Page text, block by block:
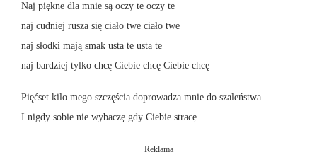
Naj piękne dla mnie są oczy te oczy te
naj cudniej rusza się ciało twe ciało twe
naj słodki mają smak usta te usta te
naj bardziej tylko chcę Ciebie chcę Ciebie chcę
Pięćset kilo mego szczęścia doprowadza mnie do szaleństwa
I nigdy sobie nie wybaczę gdy Ciebie stracę
Reklama